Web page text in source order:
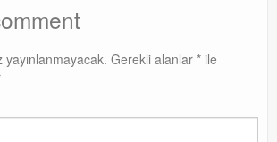
Gerekli alanlar * ile